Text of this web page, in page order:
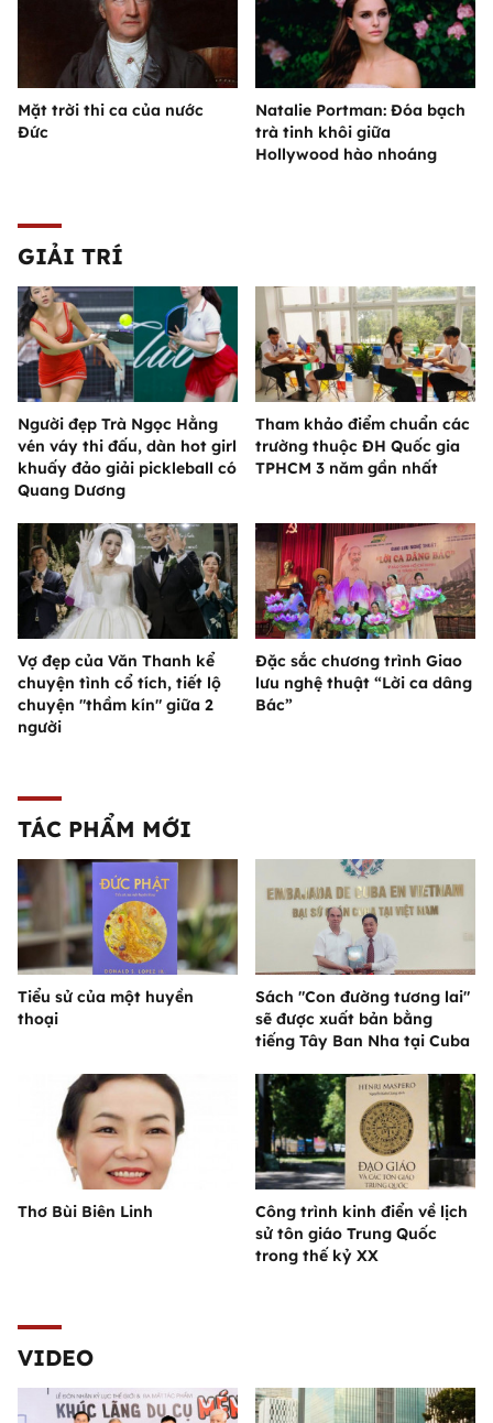
Mặt trời thi ca của nước
Đức
Natalie Portman: Đóa bạch
trà tinh khôi giữa
Hollywood hào nhoáng
GIẢI TRÍ
Người đẹp Trà Ngọc Hằng
vén váy thi đấu, dàn hot girl
khuấy đảo giải pickleball có
Quang Dương
Tham khảo điểm chuẩn các
trường thuộc ĐH Quốc gia
TPHCM 3 năm gần nhất
Vợ đẹp của Văn Thanh kể
chuyện tình cổ tích, tiết lộ
chuyện "thầm kín" giữa 2
người
Đặc sắc chương trình Giao
lưu nghệ thuật “Lời ca dâng
Bác”
TÁC PHẨM MỚI
Tiểu sử của một huyền
thoại
Sách "Con đường tương lai"
sẽ được xuất bản bằng
tiếng Tây Ban Nha tại Cuba
Thơ Bùi Biên Linh
Công trình kinh điển về lịch
sử tôn giáo Trung Quốc
trong thế kỷ XX
VIDEO